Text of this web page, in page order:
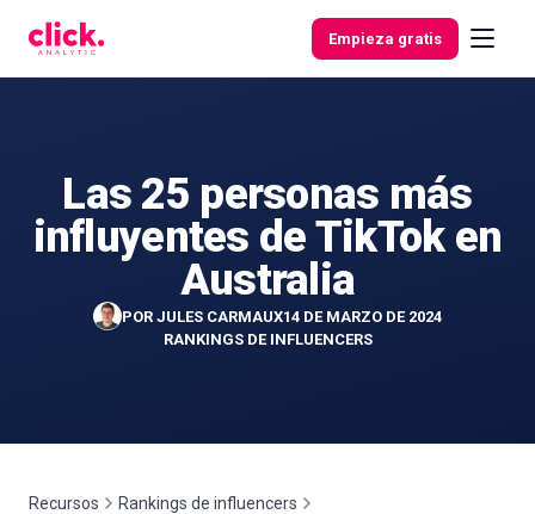
Empieza gratis
Funcionalidades
Herramientas
Las 25 personas más
influyentes de TikTok en
Australia
POR JULES CARMAUX14 DE MARZO DE 2024
RANKINGS DE INFLUENCERS
Recursos
Rankings de influencers